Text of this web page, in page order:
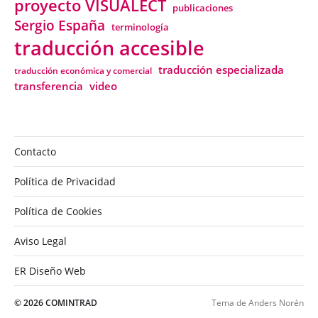
proyecto VISUALECT publicaciones
Sergio España terminología
traducción accesible
traducción económica y comercial traducción especializada
transferencia video
Contacto
Política de Privacidad
Política de Cookies
Aviso Legal
ER Diseño Web
© 2026COMINTRAD Tema de Anders Norén